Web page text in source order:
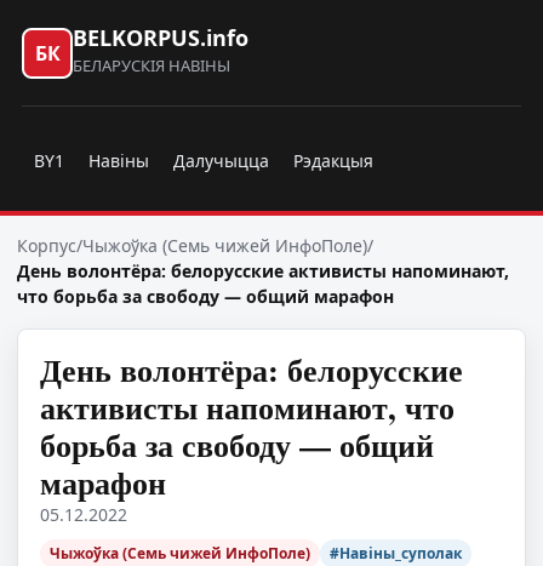
БК
BELKORPUS.info
БЕЛАРУСКІЯ НАВІНЫ
BY1 Навіны Далучыцца Рэдакцыя
Корпус/Чыжоўка (Семь чижей ИнфоПоле)/
День волонтёра: белорусские активисты напоминают,
что борьба за свободу — общий марафон
День волонтёра: белорусские
активисты напоминают, что
борьба за свободу — общий
марафон
05.12.2022
Чыжоўка (Семь чижей ИнфоПоле)
#Навіны_суполак